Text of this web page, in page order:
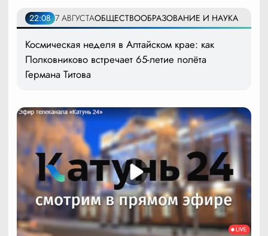
22:08 7 АВГУСТАОБЩЕСТВООБРАЗОВАНИЕ И НАУКА
Космическая неделя в Алтайском крае: как
Полковниково встречает 65-летие полёта
Германа Титова